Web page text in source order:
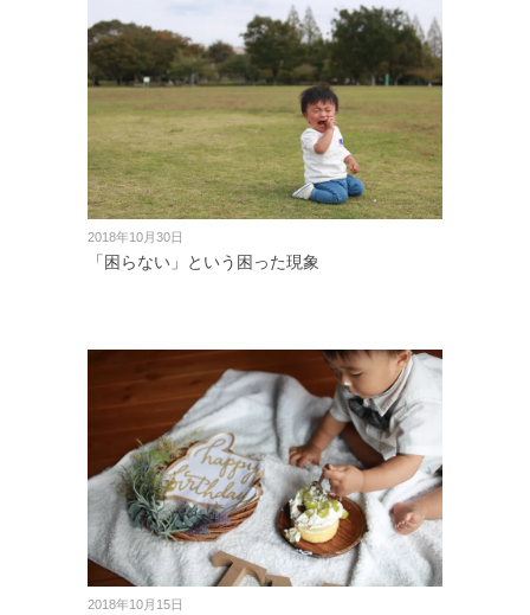
2018年10月30日
「困らない」という困った現象
2018年10月15日